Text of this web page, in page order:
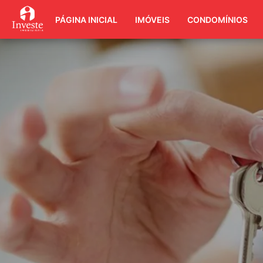
PÁGINA INICIAL IMÓVEIS CONDOMÍNIOS